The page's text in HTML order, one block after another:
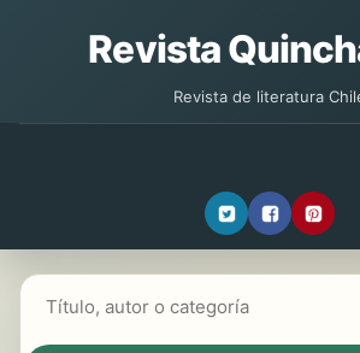
Revista
Revista de literatura